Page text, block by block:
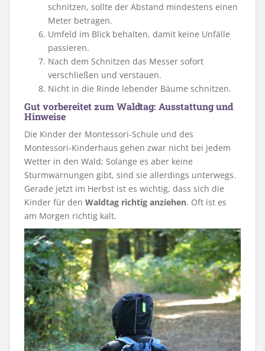
schnitzen, sollte der Abstand mindestens einen
Meter betragen.
Umfeld im Blick behalten, damit keine Unfälle
passieren.
Nach dem Schnitzen das Messer sofort
verschließen und verstauen.
Nicht in die Rinde lebender Bäume schnitzen.
Gut vorbereitet zum Waldtag: Ausstattung und
Hinweise
Die Kinder der Montessori-Schule und des
Montessori-Kinderhaus gehen zwar nicht bei jedem
Wetter in den Wald; Solange es aber keine
Sturmwarnungen gibt, sind sie allerdings unterwegs.
Gerade jetzt im Herbst ist es wichtig, dass sich die
Kinder für den Waldtag richtig anziehen. Oft ist es
am Morgen richtig kalt.